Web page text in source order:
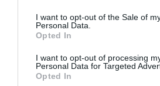
I want to opt-out of the Sale of
Personal Data.
Opted In
I want to opt-out of processing
Personal Data for Targeted
Opted In